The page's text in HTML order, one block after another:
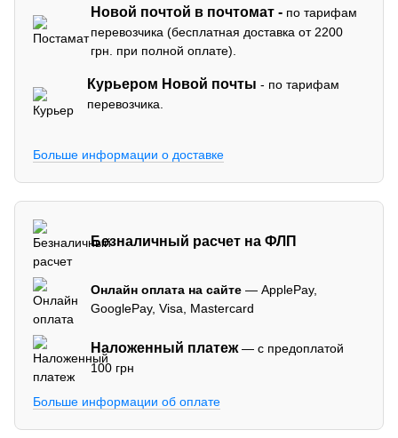
Новой почтой в почтомат - по тарифам
перевозчика (бесплатная доставка от 2200
грн. при полной оплате).
Курьером Новой почты - по тарифам
перевозчика.
Больше информации о доставке
Безналичный расчет на ФЛП
Онлайн оплата на сайте — ApplePay,
GooglePay, Visa, Mastercard
Наложенный платеж— с предоплатой
100 грн
Больше информации об оплате